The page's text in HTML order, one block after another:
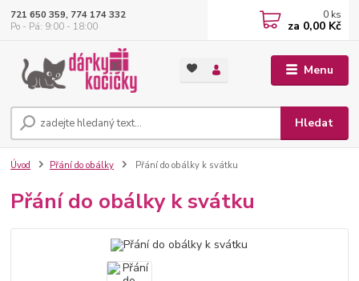
Menu
Hledat
721 650 359, 774 174 332
Po - Pá: 9:00 - 18:00
0 ks
za 0,00 Kč
Úvod Přání do obálky Přání do obálky k svátku
Přání do obálky k svátku